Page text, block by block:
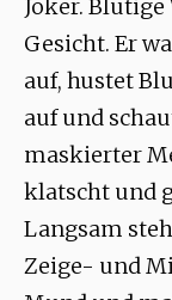
Joker.
Gesicht. Er
auf, hustet
auf und
maskierter
klatscht und
Langsam
Zeige- und